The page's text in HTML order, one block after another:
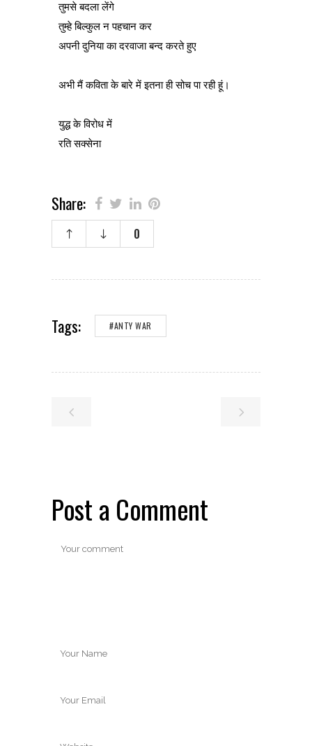
तुमसे बदला लेंगे
तुम्हे बिल्कुल न पहचान कर
अपनी दुनिया का दरवाजा बन्द करते हुए
अभी मैं कविता के बारे में इतना ही सोच पा रही हूं।
युद्ध के विरोध में
रति सक्सेना
Share:
0
Tags: #ANTY WAR
Post a Comment